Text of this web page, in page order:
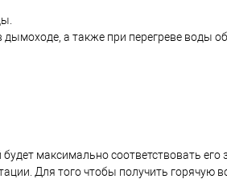
дымоходе, а также при перегреве воды
максимально соответствовать его
Для того чтобы получить горячую